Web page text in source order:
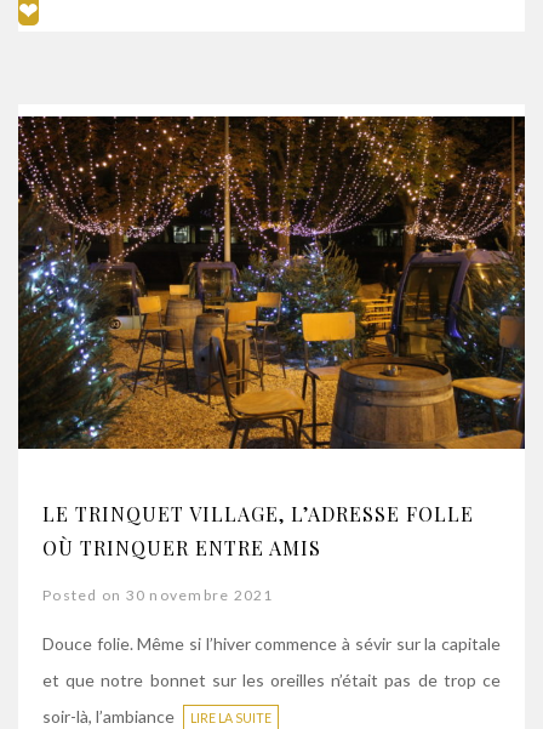
LE TRINQUET VILLAGE, L’ADRESSE FOLLE
OÙ TRINQUER ENTRE AMIS
Posted on 30 novembre 2021
Douce folie. Même si l’hiver commence à sévir sur la capitale
et que notre bonnet sur les oreilles n’était pas de trop ce
soir-là, l’ambiance
LIRE LA SUITE